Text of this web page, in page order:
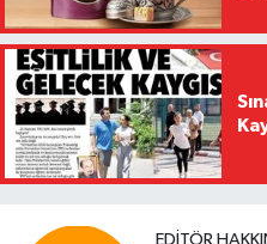
EDITÖR